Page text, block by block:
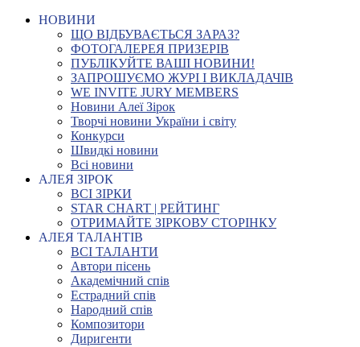
НОВИНИ
ЩО ВІДБУВАЄТЬСЯ ЗАРАЗ?
ФОТОГАЛЕРЕЯ ПРИЗЕРІВ
ПУБЛІКУЙТЕ ВАШІ НОВИНИ!
ЗАПРОШУЄМО ЖУРІ І ВИКЛАДАЧІВ
WE INVITE JURY MEMBERS
Новини Алеї Зірок
Творчі новини України і світу
Конкурси
Швидкі новини
Всі новини
АЛЕЯ ЗІРОК
ВСІ ЗІРКИ
STAR CHART | РЕЙТИНГ
ОТРИМАЙТЕ ЗІРКОВУ СТОРІНКУ
АЛЕЯ ТАЛАНТІВ
ВСІ ТАЛАНТИ
Автори пісень
Академічний спів
Естрадний спів
Народний спів
Композитори
Диригенти